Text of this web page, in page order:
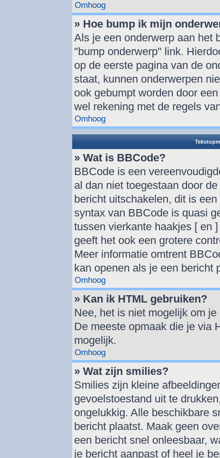
Omhoog
» Hoe bump ik mijn
Als je een onderwerp aan het
"bump onderwerp" link.
op de eerste pagina van de
staat, kunnen onderwerpen
ook gebumpt worden door
wel rekening met de regels
Omhoog
» Wat is BBCode?
BBCode is een
al dan niet toegestaan door
bericht uitschakelen, dit is
syntax van BBCode is quasi
tussen vierkante haakjes [ en
geeft het ook een grotere
Meer informatie omtrent
kan openen als je een bericht
Omhoog
» Kan ik HTML gebruiken?
Nee, het is niet mogelijk om
De meeste opmaak die je via
mogelijk.
Omhoog
» Wat zijn smilies?
Smilies zijn kleine
gevoelstoestand uit te
ongelukkig. Alle beschikbare
bericht plaatst. Maak geen
een bericht snel onleesbaar,
je bericht aanpast of heel je